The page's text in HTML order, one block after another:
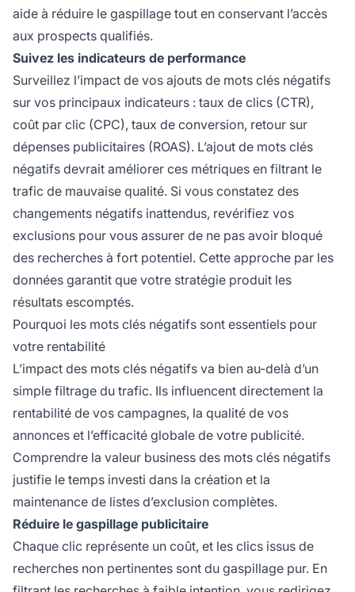
aide à réduire le gaspillage tout en conservant l’accès
aux prospects qualifiés.
Suivez les indicateurs de performance
Surveillez l’impact de vos ajouts de mots clés négatifs
sur vos principaux indicateurs : taux de clics (CTR),
coût par clic (CPC), taux de conversion, retour sur
dépenses publicitaires (ROAS). L’ajout de mots clés
négatifs devrait améliorer ces métriques en filtrant le
trafic de mauvaise qualité. Si vous constatez des
changements négatifs inattendus, revérifiez vos
exclusions pour vous assurer de ne pas avoir bloqué
des recherches à fort potentiel. Cette approche par les
données garantit que votre stratégie produit les
résultats escomptés.
Pourquoi les mots clés négatifs sont essentiels pour
votre rentabilité
L’impact des mots clés négatifs va bien au-delà d’un
simple filtrage du trafic. Ils influencent directement la
rentabilité de vos campagnes, la qualité de vos
annonces et l’efficacité globale de votre publicité.
Comprendre la valeur business des mots clés négatifs
justifie le temps investi dans la création et la
maintenance de listes d’exclusion complètes.
Réduire le gaspillage publicitaire
Chaque clic représente un coût, et les clics issus de
recherches non pertinentes sont du gaspillage pur. En